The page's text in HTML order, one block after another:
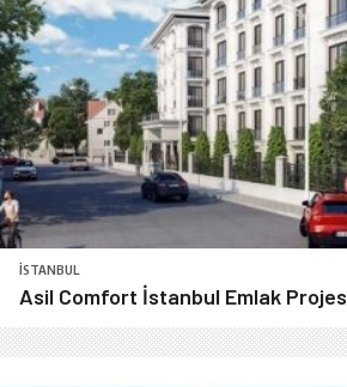
İSTANBUL
Asil Comfort İstanbul Emlak